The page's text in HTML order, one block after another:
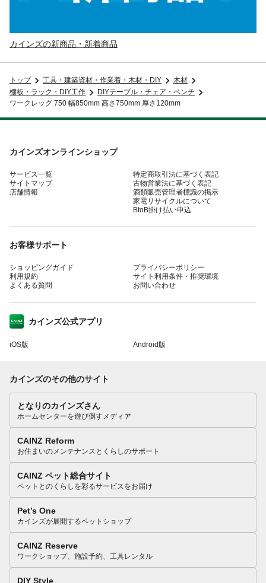
カインズの新商品・新着商品
トップ 工具・建築資材・作業着・木材・DIY
木材
棚板・ラック・DIY工作
DIYテーブル・チェア・ベンチ
ワークレッグ 750 幅850mm 高さ750mm 厚さ120mm
カインズオンラインショップ
サービス一覧
サイトマップ
店舗情報
特定商取引法に基づく表記
古物営業法に基づく表記
酒類販売管理者標識の掲示
家電リサイクルについて
BtoB掛け払い申込
お客様サポート
ショッピングガイド
利用規約
よくある質問
プライバシーポリシー
サイト利用条件・推奨環境
お問い合わせ
カインズ公式アプリ
iOS版 Android版
カインズのその他のサイト
となりのカインズさん
ホームセンターを遊び倒すメディア
CAINZ Reform
お住まいのメンテナンスとくらしのサポート
CAINZ ペット総合サイト
ペットとのくらしを彩るサービスをお届け
Pet’s One
カインズが展開するペットショップ
CAINZ Reserve
ワークショップ、施設予約、工具レンタル
DIY Style